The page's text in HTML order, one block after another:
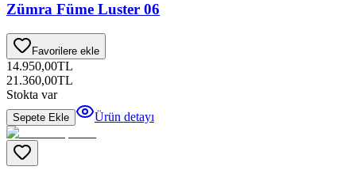
Zümra Füme Luster 06
Favorilere ekle
14.950,00TL
21.360,00TL
Stokta var
Sepete Ekle Ürün detayı